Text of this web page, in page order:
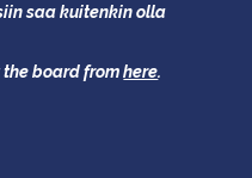
saa kuitenkin olla
the board fromhere.